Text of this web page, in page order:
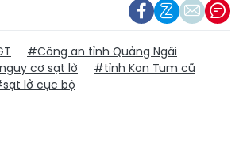
#Công an tỉnh Quảng Ngãi
cơ sạt lở
#tỉnh Kon Tum cũ
lở cục bộ